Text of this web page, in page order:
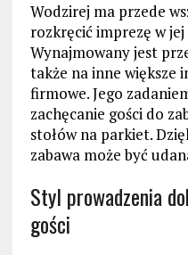
Wodzirej ma przede
rozkręcić imprezę w
Wynajmowany jest
także na inne większe
firmowe. Jego
zachęcanie gości do
stołów na parkiet.
zabawa może być
Styl prowadzenia
gości